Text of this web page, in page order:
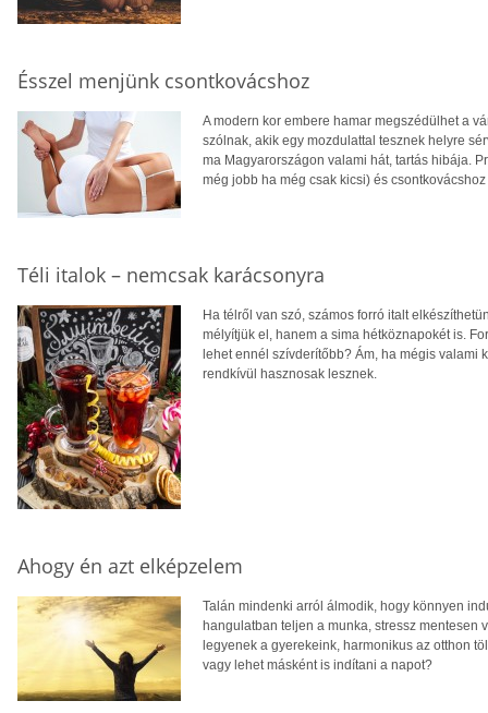
Ésszel menjünk csontkovácshoz
A modern kor embere hamar megszédülhet a
szólnak, akik egy mozdulattal tesznek helyre
ma Magyarországon valami hát, tartás hibája.
még jobb ha még csak kicsi) és
Téli italok – nemcsak karácsonyra
Ha télről van szó, számos forró italt
mélyítjük el, hanem a sima hétköznapokét is.
lehet ennél szívderítőbb? Ám, ha mégis
rendkívül hasznosak lesznek.
Ahogy én azt elképzelem
Talán mindenki arról álmodik, hogy könnyen
hangulatban teljen a munka, stressz
legyenek a gyerekeink, harmonikus az otthon
vagy lehet másként is indítani a napot?